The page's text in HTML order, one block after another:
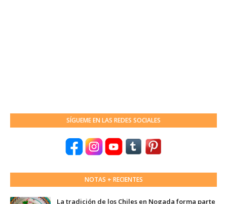
SÍGUEME EN LAS REDES SOCIALES
NOTAS + RECIENTES
La tradición de los Chiles en Nogada forma parte